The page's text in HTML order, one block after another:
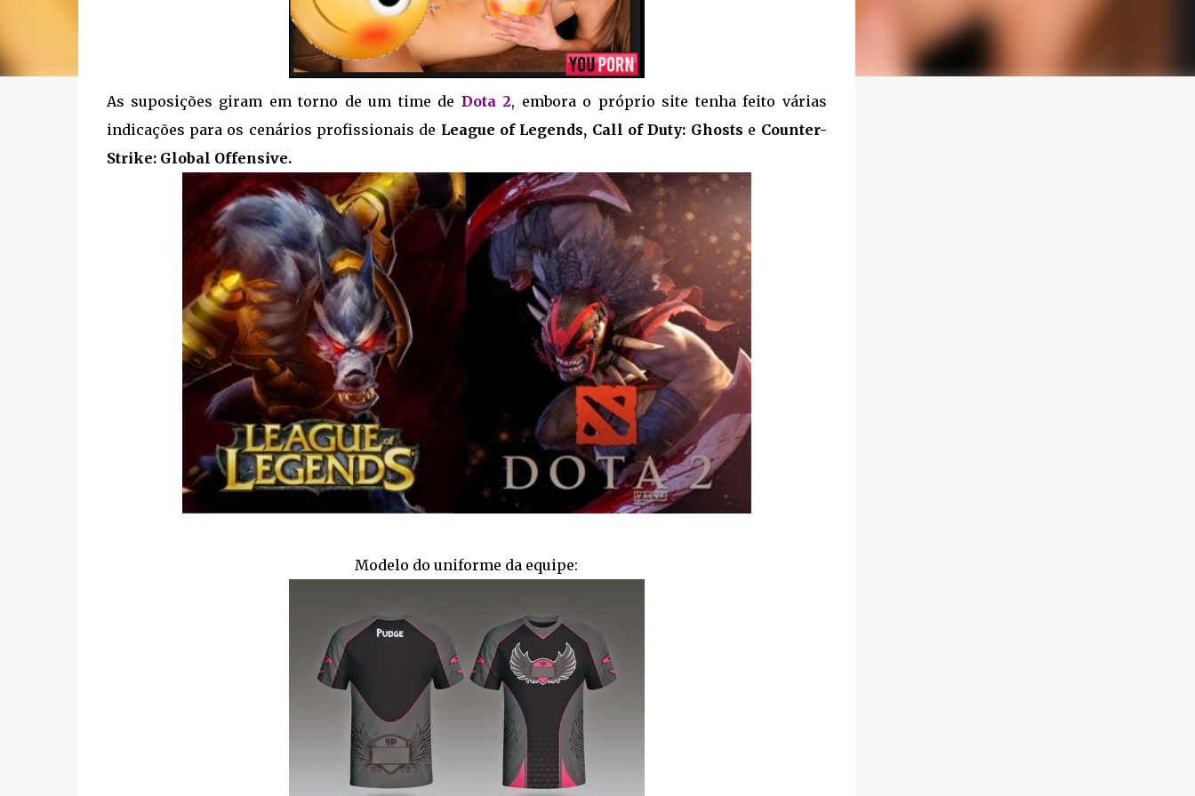
As suposições giram em torno de um time de Dota 2, embora o próprio site tenha feito várias
indicações para os cenários profissionais de League of Legends, Call of Duty: Ghosts e Counter-
Strike: Global Offensive.
Modelo do uniforme da equipe: